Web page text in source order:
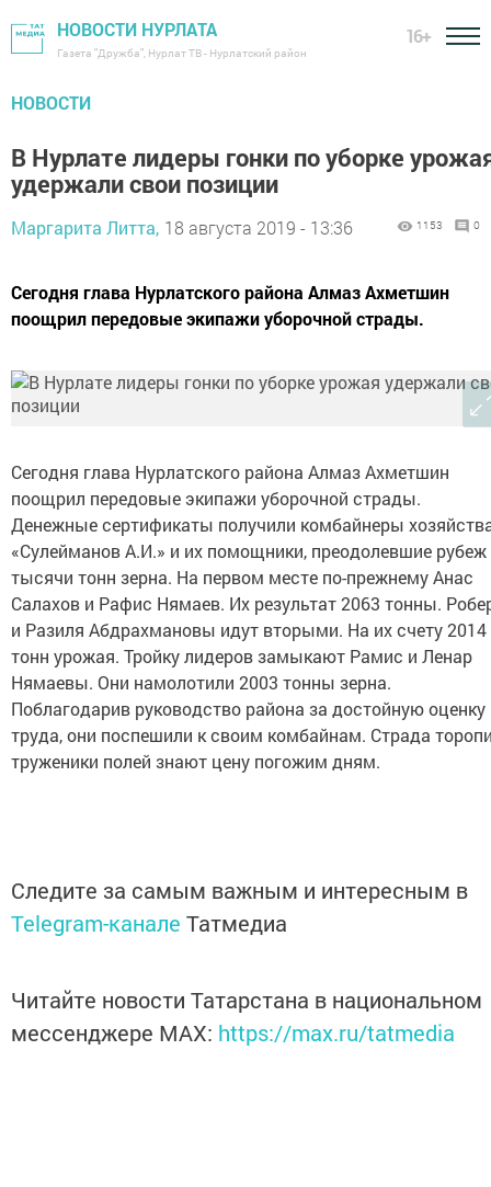
НОВОСТИ НУРЛАТА
Газета "Дружба", Нурлат ТВ - Нурлатский район
16+
НОВОСТИ
В Нурлате лидеры гонки по уборке
удержали свои позиции
Маргарита Литта, 18 августа 2019 - 13:36 1153 0
Сегодня глава Нурлатского района Алмаз Ахметшин
поощрил передовые экипажи уборочной страды.
Сегодня глава Нурлатского района Алмаз Ахметшин
поощрил передовые экипажи уборочной страды.
Денежные сертификаты получили комбайнеры
«Сулейманов А.И.» и их помощники, преодолевшие рубеж
тысячи тонн зерна. На первом месте по-прежнему Анас
Салахов и Рафис Нямаев. Их результат 2063 тонны.
и Разиля Абдрахмановы идут вторыми. На их счету 2014
тонн урожая. Тройку лидеров замыкают Рамис и Ленар
Нямаевы. Они намолотили 2003 тонны зерна.
Поблагодарив руководство района за достойную оценку
труда, они поспешили к своим комбайнам. Страда
труженики полей знают цену погожим дням.
Следите за самым важным и интересным в
Telegram-канале Татмедиа
Читайте новости Татарстана в национальном
мессенджере MАХ: https://max.ru/tatmedia